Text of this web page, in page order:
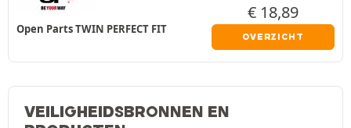
Open Parts TWIN PERFECT FIT
€ 18,89
OVERZICHT
VEILIGHEIDSBRONNEN EN